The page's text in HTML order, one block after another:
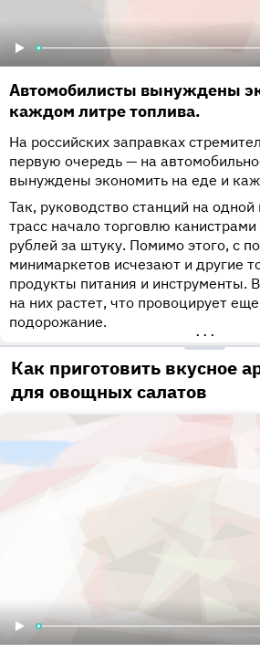
Автомобилисты вынуждены
каждом литре топлива.
На российских заправках
первую очередь — на
вынуждены экономить на еде и
Так, руководство станций на
трасс начало торговлю
рублей за штуку. Помимо этого, с
минимаркетов исчезают и другие
продукты питания и инструменты.
на них растет, что провоцирует
подорожание.
•••
Как приготовить вкусное
для овощных салатов